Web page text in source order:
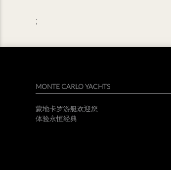
;
MONTE CARLO YACHTS
蒙地卡罗游艇欢迎您
体验永恒经典